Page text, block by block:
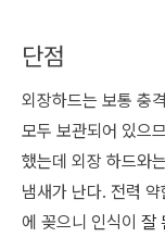
단점
외장하드는 보통 충
모두 보관되어 있으
했는데 외장 하드와
냄새가 난다. 전력
에 꽂으니 인식이 잘